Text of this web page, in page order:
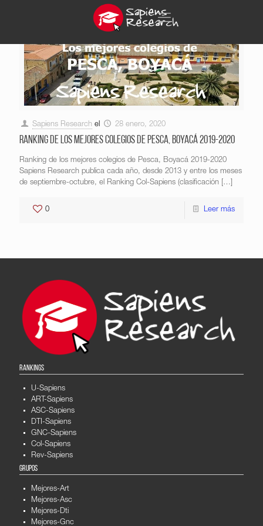
Sapiens Research el 28 enero, 2020
Ranking de los mejores colegios de Pesca, Boyacá 2019-2020
Ranking de los mejores colegios de Pesca, Boyacá 2019-2020
Sapiens Research publica cada año, desde 2013 y entre los meses
de septiembre-octubre, el Ranking Col-Sapiens (clasificación […]
0 Leer más
RANKINGS
U-Sapiens
ART-Sapiens
ASC-Sapiens
DTI-Sapiens
GNC-Sapiens
Col-Sapiens
Rev-Sapiens
GRUPOS
Mejores-Art
Mejores-Asc
Mejores-Dti
Mejores-Gnc